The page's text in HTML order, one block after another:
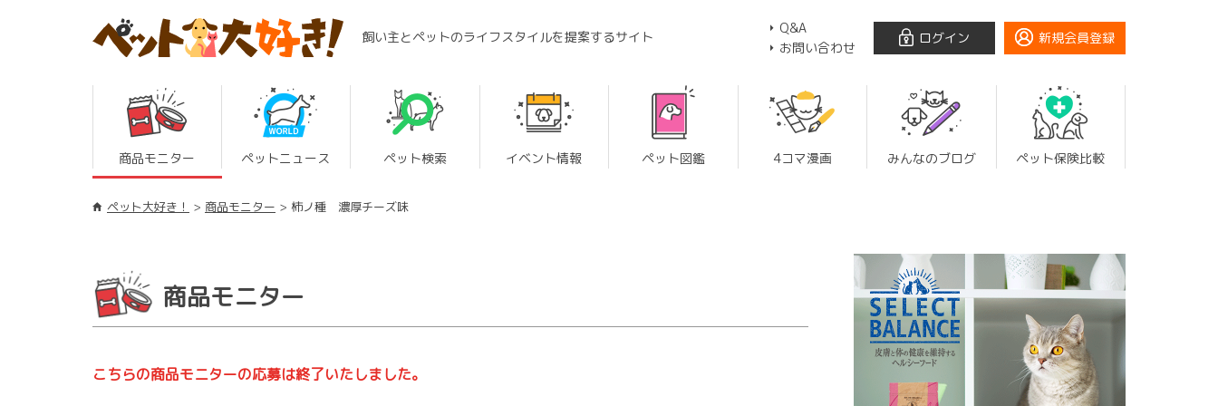
飼い主とペットのライフスタイルを提案するサイト
Q&A
お問い合わせ
ログイン 新規会員登録
商品モニター ペットニュース ペット検索 イベント情報 ペット図鑑 4コマ漫画 みんなのブログ ペット保険比較
ペット大好き！ 商品モニター 柿ノ種 濃厚チーズ味
商品モニター
こちらの商品モニターの応募は終了いたしました。